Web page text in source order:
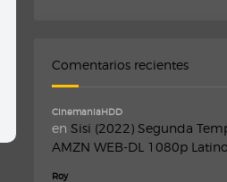
Comentarios recientes
CinemaniaHDD
en Sisi (2022) Segunda
AMZN WEB-DL 1080p Latino
Roy